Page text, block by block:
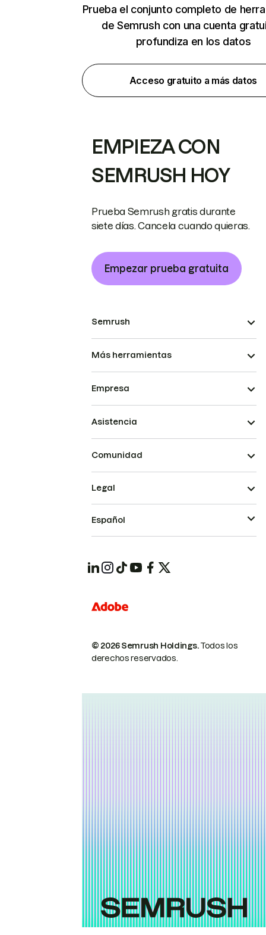
Prueba el conjunto completo de
de Semrush con una cuenta
profundiza en los datos
Acceso gratuito a más datos
EMPIEZA CON
SEMRUSH HOY
Prueba Semrush gratis durante
siete días. Cancela cuando quieras.
Empezar prueba gratuita
Semrush
Más herramientas
Empresa
Asistencia
Comunidad
© 2026 Semrush Holdings.Todos los
derechos reservados.
Legal
Español